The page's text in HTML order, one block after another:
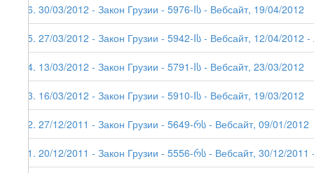
36. 30/03/2012 - Закон Грузии - 5976-Iს - Вебсайт, 19/04/2012
35. 27/03/2012 - Закон Грузии - 5942-Iს - Вебсайт, 12/04/
34. 13/03/2012 - Закон Грузии - 5791-Iს - Вебсайт, 23/03/2012
33. 16/03/2012 - Закон Грузии - 5910-Iს - Вебсайт, 19/03/2012
32. 27/12/2011 - Закон Грузии - 5649-რს - Вебсайт, 09/01/2012
31. 20/12/2011 - Закон Грузии - 5556-რს - Вебсайт, 30/12/